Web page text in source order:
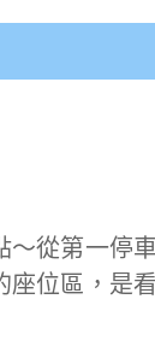
從第一停
位區，是